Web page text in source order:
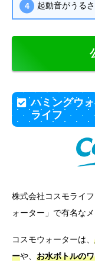
起動音がうる
ハミングウ
ライフ
株式会社コスモライ
ォーター」で有名なメ
コスモウォーターは、
ーや、 お水ボトルの